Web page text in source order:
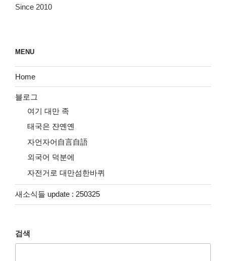
Since 2010
MENU
Home
블로그
여기 대만 족
태국은 쟌옌옌
자언자어自言自語
외국어 덕분에
자전거로 대만섬한바퀴
새소식들 update : 250325
검색